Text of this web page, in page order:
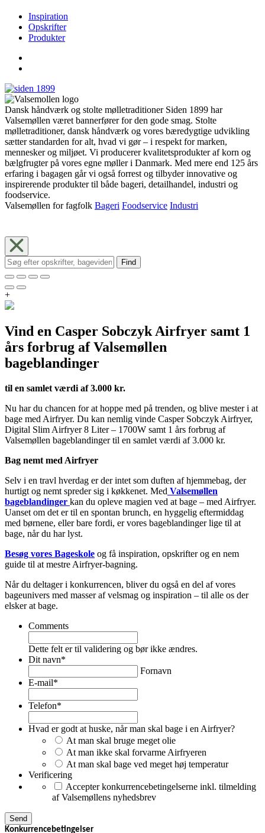
Inspiration
Opskrifter
Produkter
Dansk håndværk og stolte mølletraditioner Siden 1899 har
Valsemøllen været bannerfører for den gode smag. Stolte
mølletraditioner, dansk håndværk og vores bæredygtige udvikling
sætter standarden for alt, hvad vi gør – i respekt for marken,
mennesker og miljøet. Vi producerer kvalitetsprodukter af korn og
bælgfrugter på vores egne møller i Danmark. Med mere end 125 års
erfaring i bagagen går vi også forrest og tilbyder innovative og
inspirerende produkter til både bageri, detailhandel, industri og
foodservice.
Valsemøllen for fagfolk Bageri Foodservice Industri
Find
+
Vind en Casper Sobczyk Airfryer samt 1
års forbrug af Valsemøllen
bageblandinger
til en samlet værdi af 3.000 kr.
Nu har du chancen for at hoppe med på trenden, og blive mester i at
bage med Airfryer. Du kan nemlig vinde Casper Sobczyk Airfryer,
Digital Slim Airfryer 8 Liter – 1700W samt 1 års forbrug af
Valsemøllen bageblandinger til en samlet værdi af 3.000 kr.
Bag nemt med Airfryer
Selv i en travl hverdag er der intet som duften af hjemmebag, der
hurtigt og nemt spreder sig i køkkenet. Med Valsemøllen
bageblandinger kan du opleve magien ved at bage – med Airfryer.
Uanset om det er til en spontan brunch, en hyggelig eftermiddag
med børnene, eller bare fordi, er vores bageblandinger lige til at
bage, når du har lyst.
Besøg vores Bageskole og få inspiration, opskrifter og en nem
guide til at mestre Airfryer-bagning.
Når du deltager i konkurrencen, bliver du også en del af vores
bageunivers med masser af velsmag og inspiration – til alle os der
elsker at bage.
Comments
Dette felt er til validering og bør ikke ændres.
Dit navn*
Fornavn
E-mail*
Telefon*
Hvad er godt at huske, når man skal bage i en Airfryer?
At man skal bruge meget olie
At man ikke skal forvarme Airfryeren
At man skal bage ved meget høj temperatur
Verificering
Accepter konkurrencebetingelserne inkl. tilmelding
af Valsemøllens nyhedsbrev
Konkurrencebetingelser